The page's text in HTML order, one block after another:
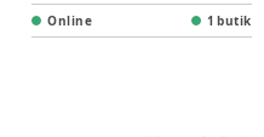
Online 1 butik